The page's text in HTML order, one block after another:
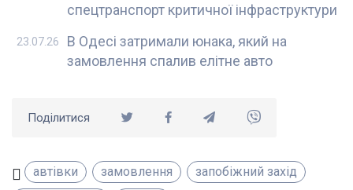
спецтранспорт критичної інфраструктури
В Одесі затримали юнака, який на
замовлення спалив елітне авто
23.07.26
Поділитися
автівки замовлення
запобіжний захід